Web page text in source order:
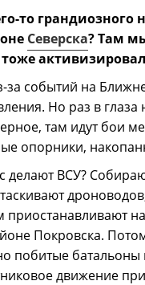
то грандиозного
Северска? Там
за событий на
Но раз в глаза
там идут бои
опорники,
делают ВСУ?
приостанавливают
Покровска.
побитые батальоны
движение